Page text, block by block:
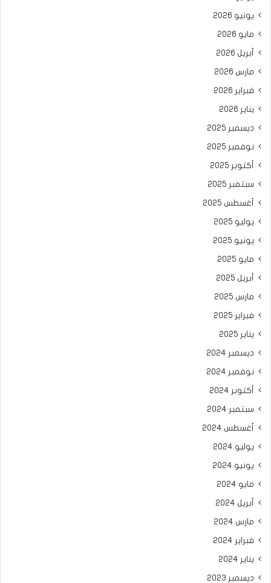
يونيو 2026
مايو 2026
أبريل 2026
مارس 2026
فبراير 2026
يناير 2026
ديسمبر 2025
نوفمبر 2025
أكتوبر 2025
سبتمبر 2025
أغسطس 2025
يوليو 2025
يونيو 2025
مايو 2025
أبريل 2025
مارس 2025
فبراير 2025
يناير 2025
ديسمبر 2024
نوفمبر 2024
أكتوبر 2024
سبتمبر 2024
أغسطس 2024
يوليو 2024
يونيو 2024
مايو 2024
أبريل 2024
مارس 2024
فبراير 2024
يناير 2024
ديسمبر 2023